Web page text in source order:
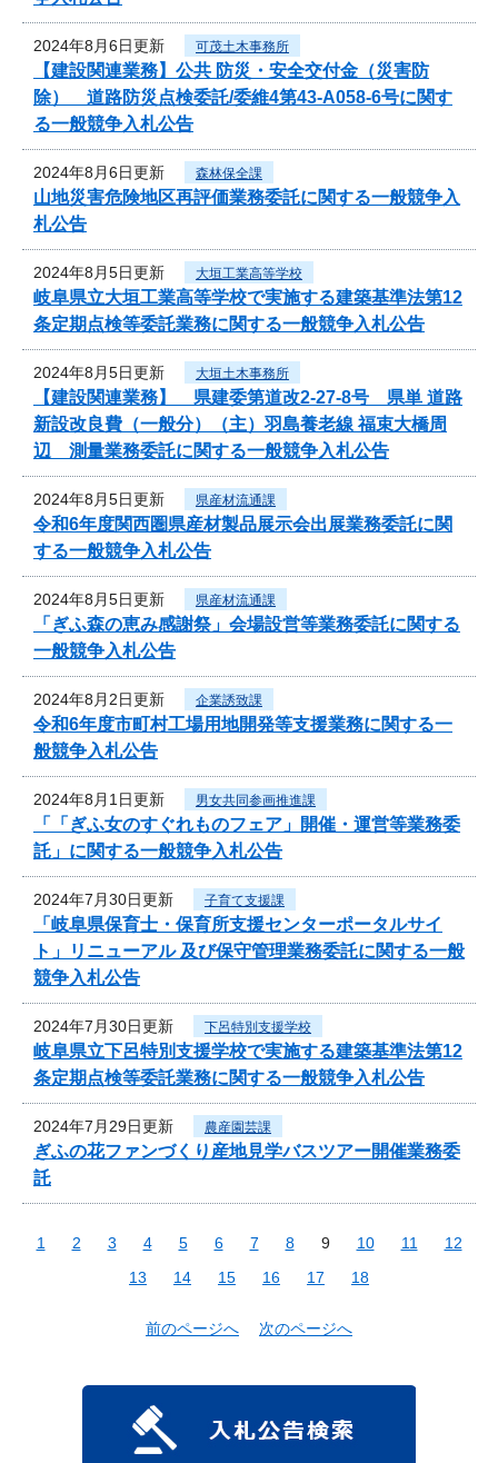
2024年8月6日更新 可茂土木事務所
【建設関連業務】公共 防災・安全交付金（災害防
除） 道路防災点検委託/委維4第43-A058-6号に関す
る一般競争入札公告
2024年8月6日更新 森林保全課
山地災害危険地区再評価業務委託に関する一般競争入
札公告
2024年8月5日更新 大垣工業高等学校
岐阜県立大垣工業高等学校で実施する建築基準法第12
条定期点検等委託業務に関する一般競争入札公告
2024年8月5日更新 大垣土木事務所
【建設関連業務】 県建委第道改2-27-8号 県単 道路
新設改良費（一般分）（主）羽島養老線 福束大橋周
辺 測量業務委託に関する一般競争入札公告
2024年8月5日更新 県産材流通課
令和6年度関西圏県産材製品展示会出展業務委託に関
する一般競争入札公告
2024年8月5日更新 県産材流通課
「ぎふ森の恵み感謝祭」会場設営等業務委託に関する
一般競争入札公告
2024年8月2日更新 企業誘致課
令和6年度市町村工場用地開発等支援業務に関する一
般競争入札公告
2024年8月1日更新 男女共同参画推進課
「「ぎふ女のすぐれものフェア」開催・運営等業務委
託」に関する一般競争入札公告
2024年7月30日更新 子育て支援課
「岐阜県保育士・保育所支援センターポータルサイ
ト」リニューアル 及び保守管理業務委託に関する一般
競争入札公告
2024年7月30日更新 下呂特別支援学校
岐阜県立下呂特別支援学校で実施する建築基準法第12
条定期点検等委託業務に関する一般競争入札公告
2024年7月29日更新 農産園芸課
ぎふの花ファンづくり産地見学バスツアー開催業務委
託
1 2 3 4 5 6 7 8 9 10 11
12
13
14 15 16 17 18
前のページへ 次のページへ